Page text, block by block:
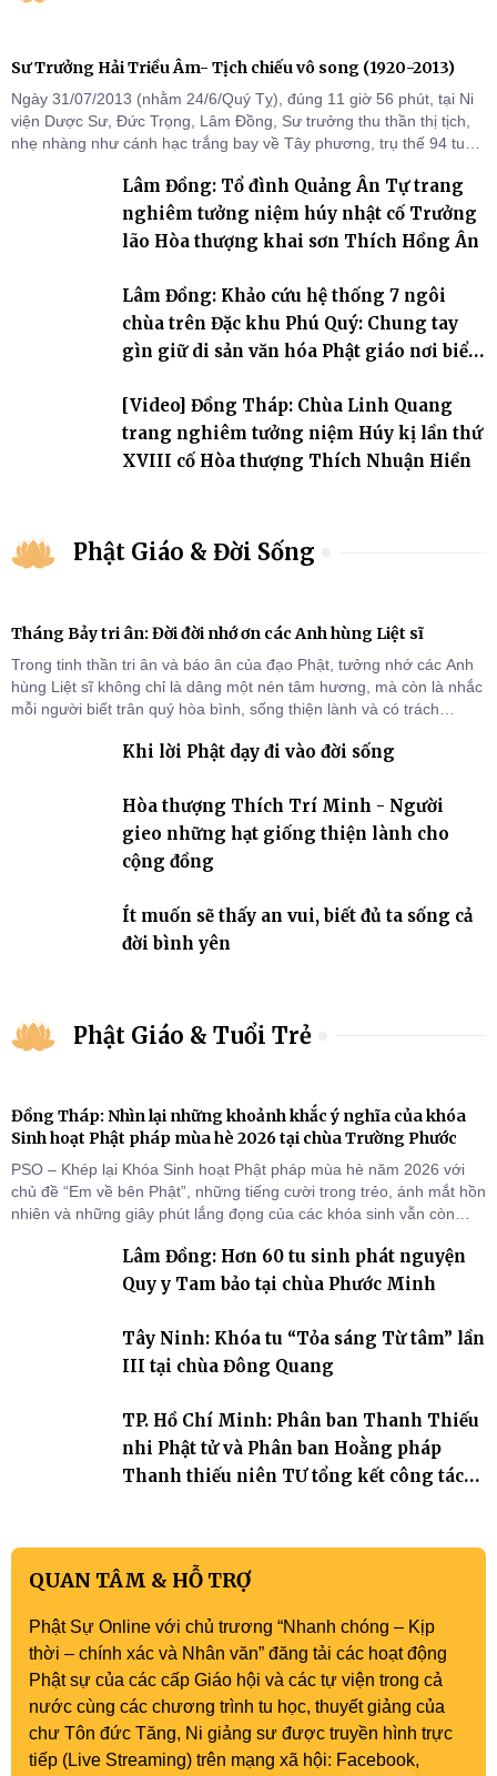
Sư Trưởng Hải Triều Âm- Tịch chiếu vô song (1920-2013)
Ngày 31/07/2013 (nhằm 24/6/Quý Tỵ), đúng 11 giờ 56 phút, tại Ni
viện Dược Sư, Đức Trọng, Lâm Đồng, Sư trưởng thu thần thị tịch,
nhẹ nhàng như cánh hạc trắng bay về Tây phương, trụ thế 94 tuổi
Lâm Đồng: Tổ đình Quảng Ân Tự trang
nghiêm tưởng niệm húy nhật cố Trưởng
lão Hòa thượng khai sơn Thích Hồng Ân
Lâm Đồng: Khảo cứu hệ thống 7 ngôi
chùa trên Đặc khu Phú Quý: Chung tay
gìn giữ di sản văn hóa Phật giáo nơi biển
[Video] Đồng Tháp: Chùa Linh Quang
trang nghiêm tưởng niệm Húy kị lần thứ
XVIII cố Hòa thượng Thích Nhuận Hiền
Phật Giáo & Đời Sống
Tháng Bảy tri ân: Đời đời nhớ ơn các Anh hùng Liệt sĩ
Trong tinh thần tri ân và báo ân của đạo Phật, tưởng nhớ các Anh
hùng Liệt sĩ không chỉ là dâng một nén tâm hương, mà còn là nhắc
mỗi người biết trân quý hòa bình, sống thiện lành và có trách
Khi lời Phật dạy đi vào đời sống
Hòa thượng Thích Trí Minh - Người
gieo những hạt giống thiện lành cho
cộng đồng
Ít muốn sẽ thấy an vui, biết đủ ta sống cả
đời bình yên
Phật Giáo & Tuổi Trẻ
Đồng Tháp: Nhìn lại những khoảnh khắc ý nghĩa của khóa
Sinh hoạt Phật pháp mùa hè 2026 tại chùa Trường Phước
PSO – Khép lại Khóa Sinh hoạt Phật pháp mùa hè năm 2026 với
chủ đề “Em về bên Phật”, những tiếng cười trong trẻo, ánh mắt hồn
nhiên và những giây phút lắng đọng của các khóa sinh vẫn còn
Tháp). Những tuần tu học ngắn ngủi nhưng đã trở thành hành
trang quý báu, gieo những hạt giống thiện l
Lâm Đồng: Hơn 60 tu sinh phát nguyện
Quy y Tam bảo tại chùa Phước Minh
Tây Ninh: Khóa tu “Tỏa sáng Từ tâm” lần
III tại chùa Đông Quang
TP. Hồ Chí Minh: Phân ban Thanh Thiếu
nhi Phật tử và Phân ban Hoằng pháp
Thanh thiếu niên TƯ tổng kết công tác
QUAN TÂM & HỖ TRỢ
Phật Sự Online với chủ trương “Nhanh chóng – Kịp
thời – chính xác và Nhân văn” đăng tải các hoạt động
Phật sự của các cấp Giáo hội và các tự viện trong cả
nước cùng các chương trình tu học, thuyết giảng của
chư Tôn đức Tăng, Ni giảng sư được truyền hình trực
tiếp (Live Streaming) trên mạng xã hội: Facebook,